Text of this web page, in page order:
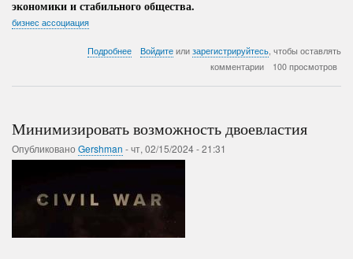
экономики и стабильного общества.
бизнес ассоциация
Подробнее
сообщества
Войдите или зарегистрируйтесь , чтобы оставлять
комментарии
100 просмотров
Минимизировать возможность двоевластия
Опубликовано Gershman -чт, 02/15/2024 - 21:31